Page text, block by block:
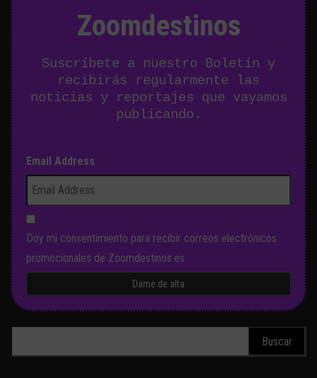
Zoomdestinos
Suscríbete a nuestro Boletín y
recibirás regularmente las
noticias y reportajes que vayamos
publicando.
Email Address
Doy mi consentimiento para recibir correos electrónicos
promocionales de Zoomdestinos.es